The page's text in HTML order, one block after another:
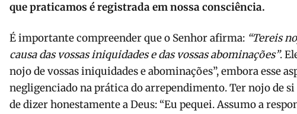
que praticamos é registrada em nossa consciência.
É importante compreender que o Senhor afirma: “Tereis
causa das vossas iniquidades e das vossas abominações”.
nojo de vossas iniquidades e abominações”, embora esse
negligenciado na prática do arrependimento. Ter nojo de
de dizer honestamente a Deus: “Eu pequei. Assumo a